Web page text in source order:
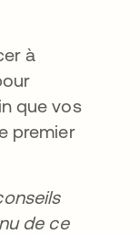
à
dans un
que vos
premier
de ce